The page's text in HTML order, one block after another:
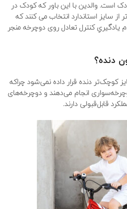
است. والدین با این باور که کودک در
سایز استاندارد انتخاب می کنند که
یادگیریِ کنترل تعادل روی دوچرخه منجر
دنده؟
کوچک‌تر دنده قرار داده نمی‌شود چراکه
انجام می‌دهند و دوچرخه‌های
قابل‌قبولی دارند.